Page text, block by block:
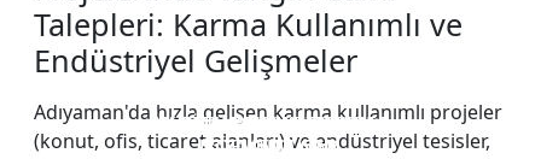
TEK KATLI YANGINA
DAYANIKLI CAM
ÇİFT KATLI YANGINA
DAYANIKLI CAM
YANMAZ CAM PENCERE
VE KAPILAR
YANGINA DAYANIKLI CAM
BÖLME DUVAR
Talepleri: Karma Kullanımlı ve
Endüstriyel Gelişmeler
Adıyaman'da hızla gelişen karma kullanımlı projeler
(konut, ofis, ticaret alanları) ve endüstriyel tesisler,